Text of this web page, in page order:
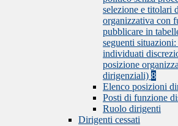
selezione e titolari
organizzativa con
pubblicare in
seguenti
individuati
posizione
dirigenziali) 8
Elenco posizioni
Posti di funzione
Ruolo dirigenti
Dirigenti cessati